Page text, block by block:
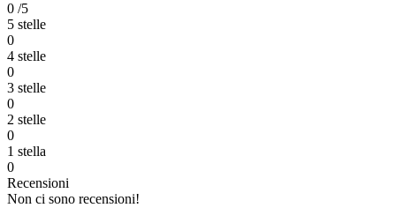
0 /5
5 stelle
0
4 stelle
0
3 stelle
0
2 stelle
0
1 stella
0
Recensioni
Non ci sono recensioni!